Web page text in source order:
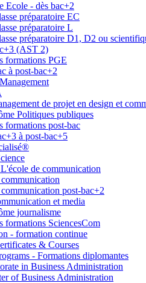
Ecole - dès bac+2
préparatoire EC
préparatoire L
préparatoire D1, D2 ou
(AST 2)
formations PGE
à post-bac+2
de projet en design et
Politiques publiques
formations post-bac
à post-bac+5
de communication
post-bac+2
et media
journalisme
formations SciencesCom
- formation continue
& Courses
- Formations diplomantes
in Business Administration
of Business Administration